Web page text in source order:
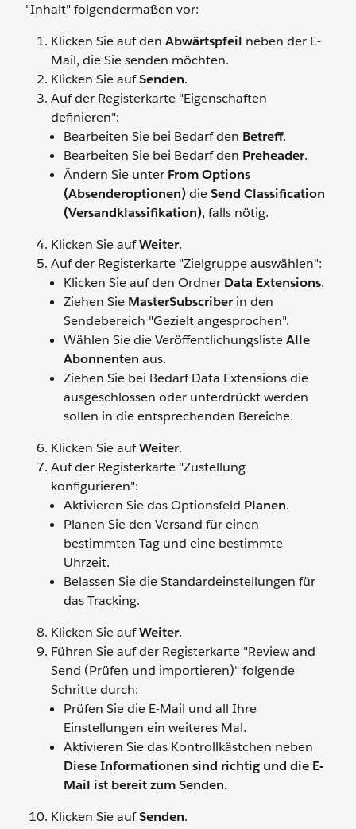
"Inhalt" folgendermaßen vor:
Klicken Sie auf den Abwärtspfeil neben der E-
Mail, die Sie senden möchten.
Klicken Sie aufSenden.
Auf der Registerkarte "Eigenschaften
definieren":
Bearbeiten Sie bei Bedarf den Betreff.
Bearbeiten Sie bei Bedarf den Preheader.
Ändern Sie unter From Options
(Absenderoptionen)dieSend Classification
(Versandklassifikation), falls nötig.
Klicken Sie aufWeiter.
Auf der Registerkarte "Zielgruppe auswählen":
Klicken Sie auf den Ordner Data Extensions.
Ziehen Sie MasterSubscriberin den
Sendebereich "Gezielt angesprochen".
Wählen Sie die VeröffentlichungslisteAlle
Abonnenten aus.
Ziehen Sie bei Bedarf Data Extensions die
ausgeschlossen oder unterdrückt werden
sollen in die entsprechenden Bereiche.
Klicken Sie aufWeiter.
Auf der Registerkarte "Zustellung
konfigurieren":
Aktivieren Sie das Optionsfeld Planen.
Planen Sie den Versand für einen
bestimmten Tag und eine bestimmte
Uhrzeit.
Belassen Sie die Standardeinstellungen für
das Tracking.
Klicken Sie aufWeiter.
Führen Sie auf der Registerkarte "Review and
Send (Prüfen und importieren)" folgende
Schritte durch:
Prüfen Sie die E-Mail und all Ihre
Einstellungen ein weiteres Mal.
Aktivieren Sie das Kontrollkästchen neben
Diese Informationen sind richtig und die E-
Mail ist bereit zum Senden.
Klicken Sie aufSenden.